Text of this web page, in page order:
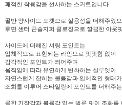
쾌적한 착용감을 선사하는 스커트입니다.
골반 양사이드 포켓으로 실용성을 더해주었
후면 센터 콘솔지퍼 클로징으로 깔끔한 아웃
사이드에 더해진 셔링 포인트는
입체적으로 표현되는 라인으로 밋밋함 없이
감각적인 포인트가 되어주며
움직임에 따라 유연하게 변화하는 실루엣이
자연스럽게 잡히는 볼륨감과 입체적인 형태가
조화를 이루어 스타일링에 포인트를 더해주
롱한 기장감과 볼륨감 있는 벌룬 핏이 조화를